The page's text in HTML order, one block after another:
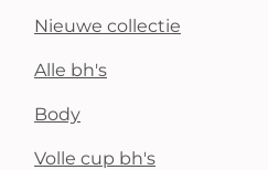
Nieuwe collectie
Alle bh's
Body
Volle cup bh's